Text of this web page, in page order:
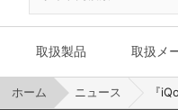
取扱製品 取扱メ
ホーム ニュース 『